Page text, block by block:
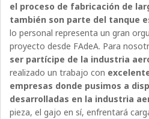
el proceso de fabricación de
también son parte del tanque
lo personal representa un gran
proyecto desde FAdeA. Para
ser partícipe de la industria
realizado un trabajo con
empresas donde pusimos a
desarrolladas en la industria
pieza, el gajo en sí, enfrentará